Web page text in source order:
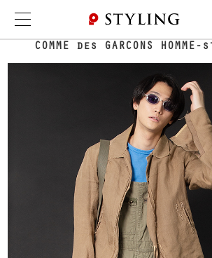
TOP COORDINATE DETAIL
COMME des GARCONS